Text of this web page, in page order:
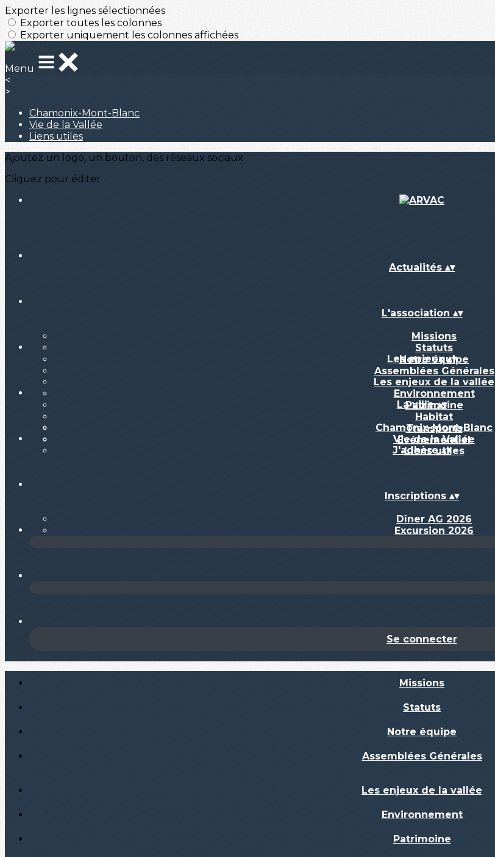
Exporter les lignes sélectionnées
Exporter toutes les colonnes
Exporter uniquement les colonnes affichées
Menu
<
>
Chamonix-Mont-Blanc
Vie de la Vallée
Liens utiles
Ajoutez un logo, un bouton, des réseaux sociaux
Cliquez pour éditer
Actualités ▴▾
L'association ▴▾
Missions
Statuts
Notre équipe
Assemblées Générales
Les enjeux▴▾
Les enjeux de la vallée
Environnement
Patrimoine
Habitat
Transports
Evénementiel
La ville▴▾
Chamonix-Mont-Blanc
Vie de la Vallée
Liens utiles
J'adhère▴▾
Inscriptions ▴▾
Dîner AG 2026
Excursion 2026
Se connecter
Missions
Statuts
Notre équipe
Assemblées Générales
Les enjeux de la vallée
Environnement
Patrimoine